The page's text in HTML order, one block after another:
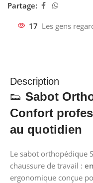
Partage:
17 Les gens
Description
👟 Sabot
Confort
au quotidien
Le sabot orthopédique
chaussure de travail :
ergonomique conçue